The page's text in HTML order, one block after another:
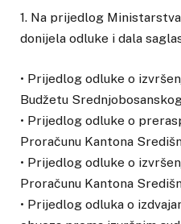
1. Na prijedlog
donijela odluke i dala
• Prijedlog odluke o
Budžetu
• Prijedlog odluke o
Proračunu Kantona
• Prijedlog odluke o
Proračunu Kantona
• Prijedlog odluka o